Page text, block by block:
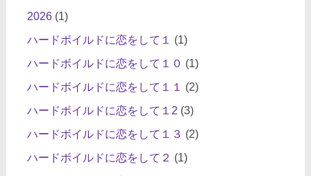
2026(1)
ハードボイルドに恋をして１
(1)
ハードボイルドに恋をして１０ (1)
ハードボイルドに恋をして１１
(2)
ハードボイルドに恋をして１2 (3)
ハードボイルドに恋をして１３ (2)
ハードボイルドに恋をして２ (1)